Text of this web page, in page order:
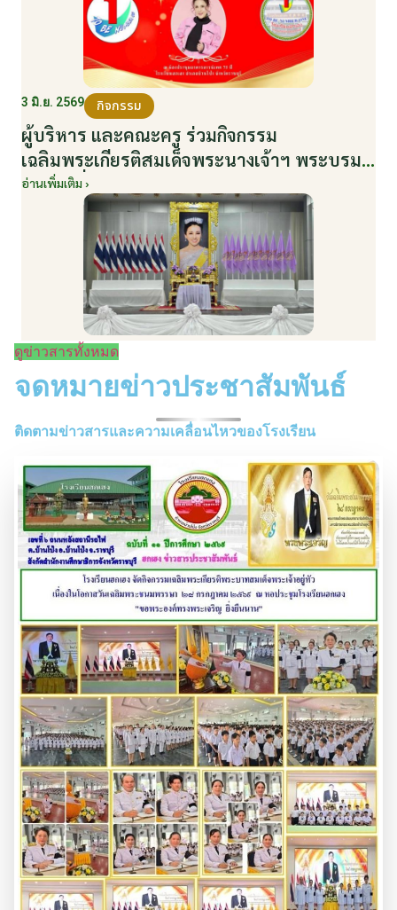
3 มิ.ย. 2569 กิจกรรม
ผู้บริหาร และคณะครู ร่วมกิจกรรม
เฉลิมพระเกียรติสมเด็จพระนางเจ้าฯ พระบรม
ราชินี เนื่องในโอกาสวันเฉลิมพระชนมพรรษา
กับหน่วยงานอำเภอเมืองบ้านโป่ง ณ ศาลา
ประชาคมริมน้ำ วันที่ 3 มิถุนายน 2569
อ่านเพิ่มเติม ›
ดูข่าวสารทั้งหมด
จดหมายข่าวประชาสัมพันธ์
ติดตามข่าวสารและความเคลื่อนไหวของโรงเรียน